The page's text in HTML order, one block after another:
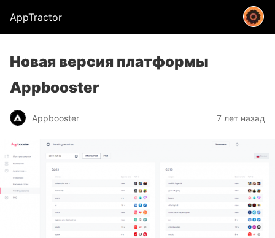
AppTractor
Новая версия платформы
Appbooster
Appbooster 7 лет назад